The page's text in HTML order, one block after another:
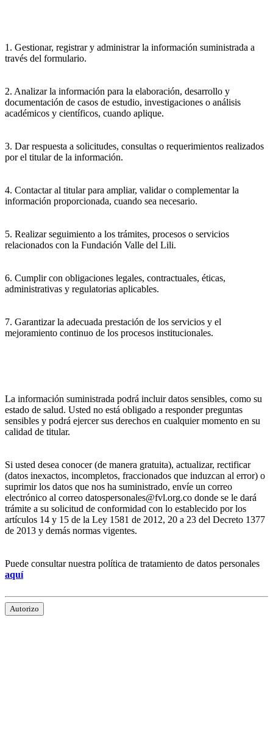
1. Gestionar, registrar y administrar la información suministrada a
través del formulario.
2. Analizar la información para la elaboración, desarrollo y
documentación de casos de estudio, investigaciones o análisis
académicos y científicos, cuando aplique.
3. Dar respuesta a solicitudes, consultas o requerimientos realizados
por el titular de la información.
4. Contactar al titular para ampliar, validar o complementar la
información proporcionada, cuando sea necesario.
5. Realizar seguimiento a los trámites, procesos o servicios
relacionados con la Fundación Valle del Lili.
6. Cumplir con obligaciones legales, contractuales, éticas,
administrativas y regulatorias aplicables.
7. Garantizar la adecuada prestación de los servicios y el
mejoramiento continuo de los procesos institucionales.
La información suministrada podrá incluir datos sensibles, como su
estado de salud. Usted no está obligado a responder preguntas
sensibles y podrá ejercer sus derechos en cualquier momento en su
calidad de titular.
Si usted desea conocer (de manera gratuita), actualizar, rectificar
(datos inexactos, incompletos, fraccionados que induzcan al error) o
suprimir los datos que nos ha suministrado, envíe un correo
electrónico al correo datospersonales@fvl.org.co donde se le dará
trámite a su solicitud de conformidad con lo establecido por los
artículos 14 y 15 de la Ley 1581 de 2012, 20 a 23 del Decreto 1377
de 2013 y demás normas vigentes.
Puede consultar nuestra política de tratamiento de datos personales
aquí
Autorizo